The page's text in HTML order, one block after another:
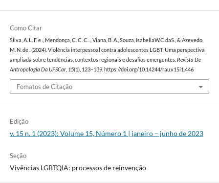
Como Citar
Silva, A. L. F. e ., Mendonça, C. C. C. ., Viana, B. A., Souza, IsabellaW.C.daS., & Azevedo,
M. N. de . (2024). Violência interpessoal contra adolescentes LGBT: Uma perspectiva
ampliada sobre tendências, contextos regionais e desafios emergentes. Revista De
Antropologia Da UFSCar, 15(1), 123–139. https://doi.org/10.14244/rau.v15i1.446
Fomatos de Citação
Edição
v. 15 n. 1 (2023): Volume 15, Número 1 | janeiro – junho de 2023
Seção
Vivências LGBTQIA: processos de reinvenção